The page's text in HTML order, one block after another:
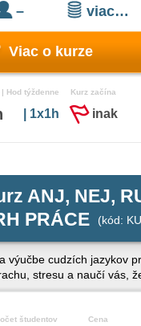
– viac…
Viac o kurze
Hod týždenne
| 1x1h
Kurz začína
inak
ANJ, NEJ,
PRÁCE
(kód:
výučbe cudzích jazykov
stresu a naučí vás,
študentov Cena